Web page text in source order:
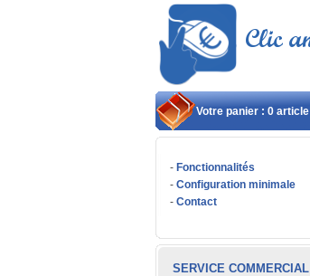
Votre panier : 0 article
- Fonctionnalités
- Configuration minimale
- Contact
SERVICE COMMERCIAL